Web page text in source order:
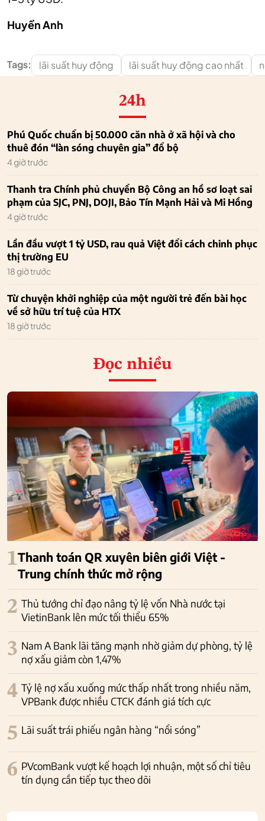
Huyền Anh
Tags: lãi suất huy động lãi suất huy động cao nhất
24h
Phú Quốc chuẩn bị 50.000 căn nhà ở xã hội và cho
thuê đón “làn sóng chuyên gia” đổ bộ
4 giờ trước
Thanh tra Chính phủ chuyển Bộ Công an hồ sơ loạt sai
phạm của SJC, PNJ, DOJI, Bảo Tín Mạnh Hải và Mi Hồng
4 giờ trước
Lần đầu vượt 1 tỷ USD, rau quả Việt đổi cách chinh phục
thị trường EU
18 giờ trước
Từ chuyện khởi nghiệp của một người trẻ đến bài học
về sở hữu trí tuệ của HTX
18 giờ trước
Đọc nhiều
1Thanh toán QR xuyên biên giới Việt -
Trung chính thức mở rộng
2 Thủ tướng chỉ đạo nâng tỷ lệ vốn Nhà nước tại
VietinBank lên mức tối thiểu 65%
3 Nam A Bank lãi tăng mạnh nhờ giảm dự phòng, tỷ lệ
nợ xấu giảm còn 1,47%
4 Tỷ lệ nợ xấu xuống mức thấp nhất trong nhiều năm,
VPBank được nhiều CTCK đánh giá tích cực
5 Lãi suất trái phiếu ngân hàng “nổi sóng”
6 PVcomBank vượt kế hoạch lợi nhuận, một số chỉ tiêu
tín dụng cần tiếp tục theo dõi